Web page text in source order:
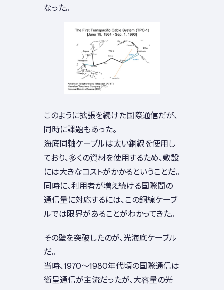
なった。
このように拡張を続けた国際通信だが、
同時に課題もあった。
海底同軸ケーブルは太い銅線を使用し
ており、多くの資材を使用するため、敷設
には大きなコストがかかるということだ。
同時に、利用者が増え続ける国際間の
通信量に対応するには、この銅線ケーブ
ルでは限界があることがわかってきた。
その壁を突破したのが、光海底ケーブル
だ。
当時、1970～1980年代頃の国際通信は
衛星通信が主流だったが、大容量の光